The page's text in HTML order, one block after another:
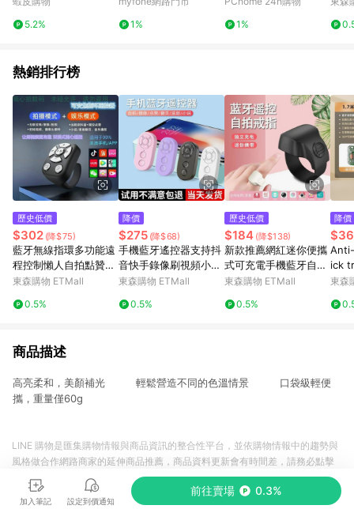
自拍補光燈 自拍鏡發票
5.2%
1%
1%
攝影
熱銷排行榜
歷史低價
$302 (降$75)
藍牙無線指環多功能遠
程控制懶人自拍點贊刷
抖視頻翻頁看小說神器
東森購物 ETMall
0.5%
降價
$275 (降$68)
手機藍牙遙控器支持抖
音快手錄像刷視頻小說
翻頁懶人遠程自拍神器
東森購物 ETMall
0.5%
歷史低價
$184 (降$138)
新款推薦網紅迷你便攜
式可充電手機藍牙自拍
錄視頻戒指遙控器
東森購物 ETMall
0.5%
降價
ick
one
東森
商品描述
高亮柔和，美顏補光 輕鬆營造不同的色溫情景 口袋級輕便
攜，重量僅60g
加入筆記 設定到價通知
前往賣場 0.3%
LINE 購物是匯集購物情報與商品資訊的整合性平台，並依購物情報中的趨勢與
風格做合作網路商家的延伸商品推薦，商品資料更新會有時間差，請務必點擊
商品至各合作網路商家，確認現售價與購物條件，一切資訊以合作廠商網頁為
準。